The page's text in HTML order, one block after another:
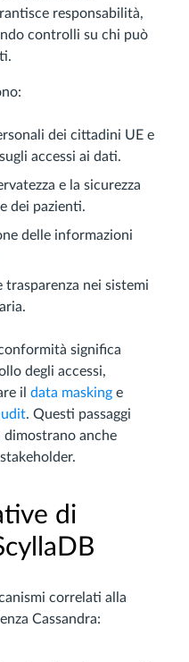
responsabilità,
controlli su chi può
dei cittadini UE e
accessi ai dati.
e la sicurezza
dei pazienti.
delle informazioni
nei sistemi
significa
degli accessi,
il data masking e
. Questi passaggi
anche
di
correlati alla
Cassandra: